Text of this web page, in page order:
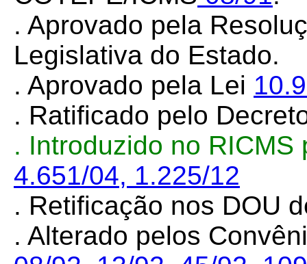
. Aprovado pela
Legislativa do Estado.
. Aprovado pela Lei
. Ratificado pelo
. Introduzido no
4.651/04, 1.225/12
. Retificação nos DOU
. Alterado pelos